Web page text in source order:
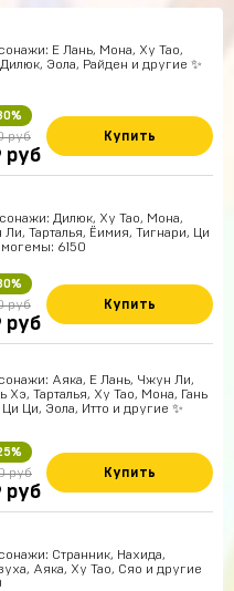
Е Лань, Мона, Ху Тао,
Эола, Райден и другие ✨
руб
руб
Купить
Дилюк, Ху Тао, Мона,
Тарталья, Ёимия, Тигнари, Ци
6150
руб
руб
Купить
Аяка, Е Лань, Чжун Ли,
Хэ, Тарталья, Ху Тао, Мона, Гань
Ци, Эола, Итто и другие ✨
руб
руб
Купить
Странник, Нахида,
Аяка, Ху Тао, Сяо и другие